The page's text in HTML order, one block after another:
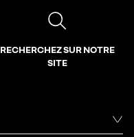
RECHERCHEZ SUR NOTRE
SITE